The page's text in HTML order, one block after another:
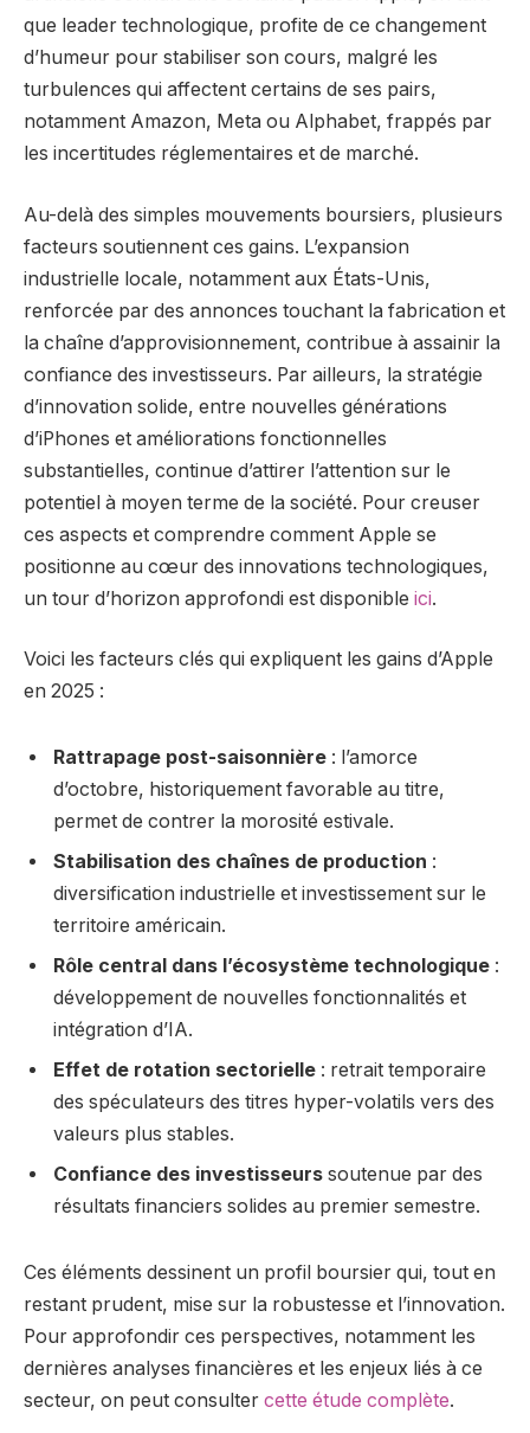
que leader technologique, profite de ce changement
d’humeur pour stabiliser son cours, malgré les
turbulences qui affectent certains de ses pairs,
notamment Amazon, Meta ou Alphabet, frappés par
les incertitudes réglementaires et de marché.
Au-delà des simples mouvements boursiers, plusieurs
facteurs soutiennent ces gains. L’expansion
industrielle locale, notamment aux États-Unis,
renforcée par des annonces touchant la fabrication et
la chaîne d’approvisionnement, contribue à assainir la
confiance des investisseurs. Par ailleurs, la stratégie
d’innovation solide, entre nouvelles générations
d’iPhones et améliorations fonctionnelles
substantielles, continue d’attirer l’attention sur le
potentiel à moyen terme de la société. Pour creuser
ces aspects et comprendre comment Apple se
positionne au cœur des innovations technologiques,
un tour d’horizon approfondi est disponible ici.
Voici les facteurs clés qui expliquent les gains d’Apple
en 2025 :
Rattrapage post-saisonnière : l’amorce
d’octobre, historiquement favorable au titre,
permet de contrer la morosité estivale.
Stabilisation des chaînes de production :
diversification industrielle et investissement sur le
territoire américain.
Rôle central dans l’écosystème technologique :
développement de nouvelles fonctionnalités et
intégration d’IA.
Effet de rotation sectorielle : retrait temporaire
des spéculateurs des titres hyper-volatils vers des
valeurs plus stables.
Confiance des investisseurs soutenue par des
résultats financiers solides au premier semestre.
Ces éléments dessinent un profil boursier qui, tout en
restant prudent, mise sur la robustesse et l’innovation.
Pour approfondir ces perspectives, notamment les
dernières analyses financières et les enjeux liés à ce
secteur, on peut consulter cette étude complète.